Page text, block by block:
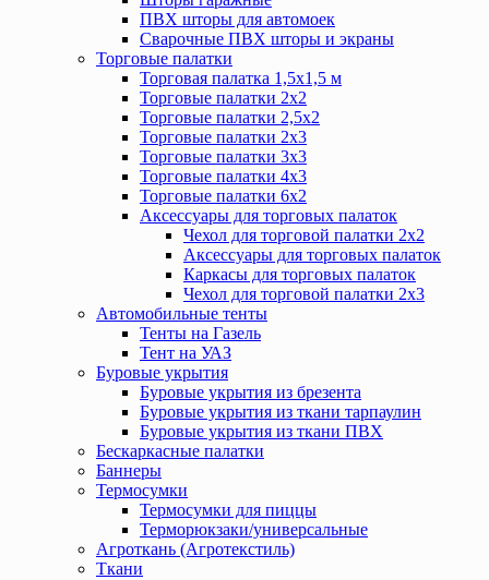
ПВХ шторы для автомоек
Сварочные ПВХ шторы и экраны
Торговые палатки
Торговая палатка 1,5х1,5 м
Торговые палатки 2х2
Торговые палатки 2,5х2
Торговые палатки 2х3
Торговые палатки 3х3
Торговые палатки 4х3
Торговые палатки 6х2
Аксессуары для торговых палаток
Чехол для торговой палатки 2х2
Аксессуары для торговых палаток
Каркасы для торговых палаток
Чехол для торговой палатки 2х3
Автомобильные тенты
Тенты на Газель
Тент на УАЗ
Буровые укрытия
Буровые укрытия из брезента
Буровые укрытия из ткани тарпаулин
Буровые укрытия из ткани ПВХ
Бескаркасные палатки
Баннеры
Термосумки
Термосумки для пиццы
Терморюкзаки/универсальные
Агроткань (Агротекстиль)
Ткани